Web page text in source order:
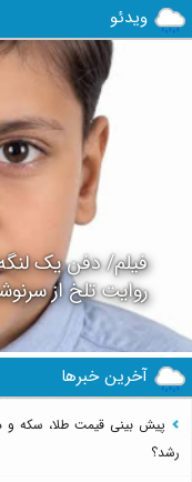
ویدئو
روایت تلخ از
آخرین خبرها
رشد؟